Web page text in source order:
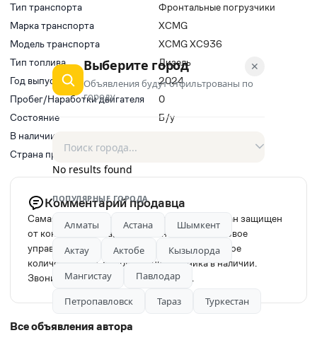
Тип транспорта
Фронтальные погрузчики
Марка транспорта
XCMG
Модель транспорта
XCMG XC936
Тип топлива
Дизель
Год выпуска
2024
Пробег/Наработки двигателя
0
Состояние
Б/у
В наличии
Страна производитель
Комментарий продавца
Самая популярная и надежная модель. Кардан защищен
от контакта. Печка, кондиционер, джойстиковое
управление. Запчасти все в наличии. Огромное
количество доп. оборудования. Техника в наличии.
Звоните, помогу оформить в лизинг.
Все объявления автора
✕
Выберите город
Объявления будут отфильтрованы по
городу
No results found
ПОПУЛЯРНЫЕ ГОРОДА
Алматы Астана
Шымкент
Актау
Актобе
Кызылорда
Мангистау
Павлодар
Петропавловск
Тараз Туркестан